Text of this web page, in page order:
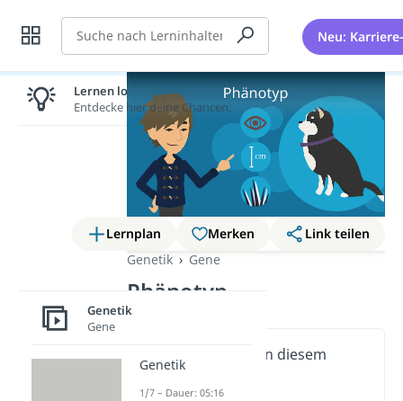
Suche Neu:
Lernplan Merken
Link teilen
Genetik
Gene
Phänotyp
Wichtige Inhalte in diesem
Video
Lernen lohnt sich!
Entdecke hier deine Chancen.
Genetik
Gene
Genetik
1/7 – Dauer: 05:16